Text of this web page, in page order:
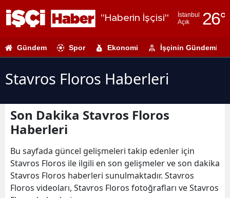
"Haberin İşçisi"
İstanbul
Açık
26°
Adıyaman
Antalya
Artvin
Gündem Spor Ekonomi İşçinin Gündemi
Stavros Floros Haberleri
Son Dakika Stavros Floros
Haberleri
Bu sayfada güncel gelişmeleri takip edenler için
Stavros Floros ile ilgili en son gelişmeler ve son dakika
Stavros Floros haberleri sunulmaktadır. Stavros
Floros videoları, Stavros Floros fotoğrafları ve Stavros